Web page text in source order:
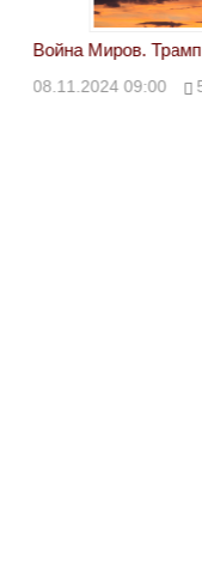
Война Миров.
08.11.2024 09:00